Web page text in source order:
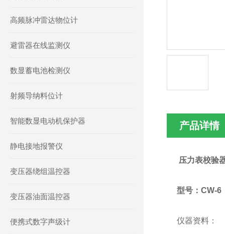
高频脉冲雷达物位计
避雷器在线监测仪
数显蓄电池检测仪
射频导纳料位计
智能数显电动机保护器
静电接地报警仪
变压器绕组温控器
变压器油面温控器
便携式数字声级计
产品详情
压力表校验
型号：CW-6
仪器资料：